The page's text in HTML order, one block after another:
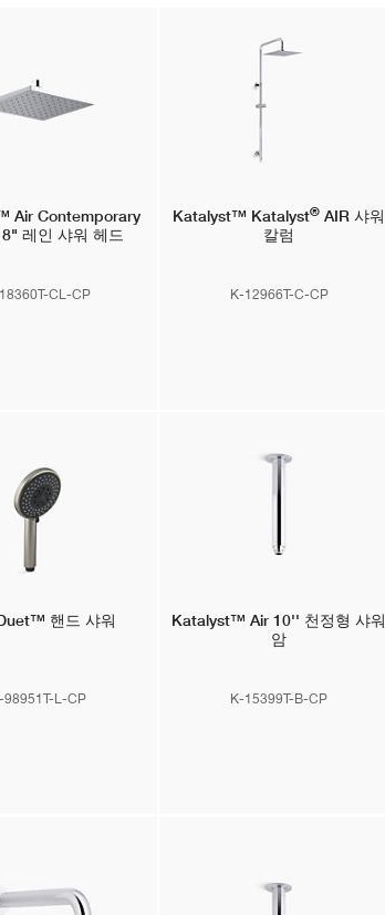
AirContemporary
레인 샤워 헤드
CL-CP
Katalyst™ Katalyst® AIR 샤워
칼럼
K-12966T-C-CP
핸드 샤워
98951T-L-CP
Katalyst™ Air 10'' 천정형 샤워
암
K-15399T-B-CP